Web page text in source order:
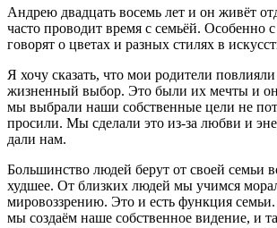
Андрею двадцать восемь лет и он живёт
часто проводит время с семьёй. Особенно
говорят о цветах и разных стилях в
Я хочу сказать, что мои родители
жизненный выбор. Это были их мечты и
мы выбрали наши собственные цели не
просили. Мы сделали это из-за любви и
дали нам.
Большинство людей берут от своей семьи
худшее. От близких людей мы учимся
мировоззрению. Это и есть функция
мы создаём наше собственное видение, и